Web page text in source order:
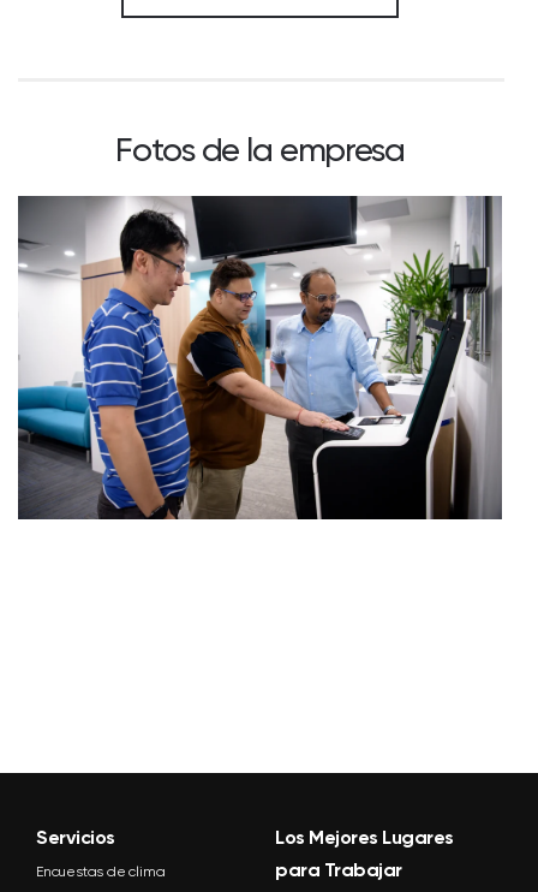
Fotos de la empresa
Servicios
Encuestas de clima
Los Mejores Lugares
para Trabajar